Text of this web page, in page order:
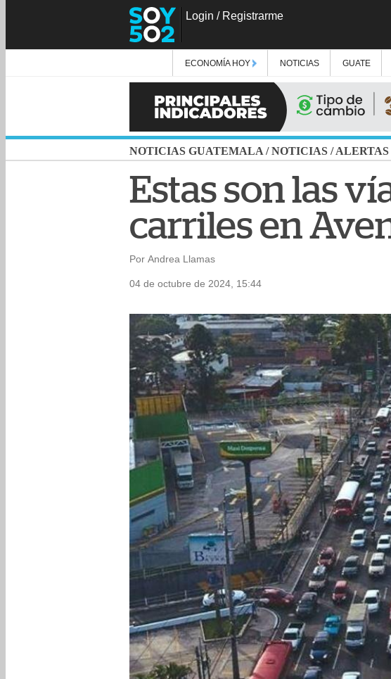
Login / Registrarme
ECONOMÍA HOY NOTICIAS GUATE
NOTICIAS GUATEMALA /NOTICIAS /ALERTAS
Estas son las
carriles en
Por Andrea Llamas
04 de octubre de 2024, 15:44